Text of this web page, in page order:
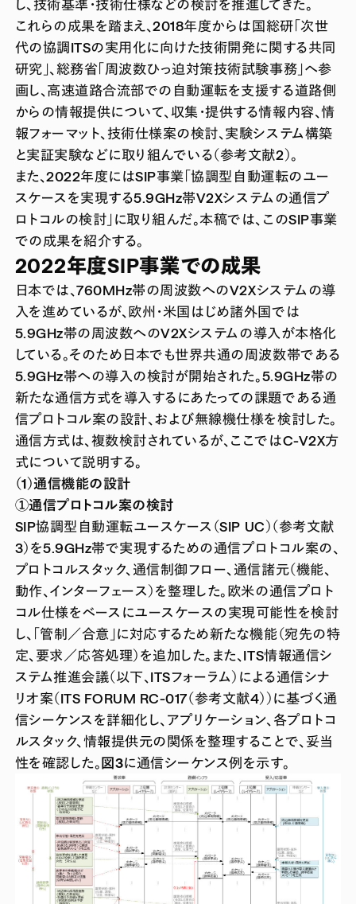
し、技術基準・技術仕様などの検討を推進してきた。
これらの成果を踏まえ、2018年度からは国総研「次世
代の協調ITSの実用化に向けた技術開発に関する共同
研究」、総務省「周波数ひっ迫対策技術試験事務」へ参
画し、高速道路合流部での自動運転を支援する道路側
からの情報提供について、収集・提供する情報内容、情
報フォーマット、技術仕様案の検討、実験システム構築
と実証実験などに取り組んでいる（参考文献2）。
また、2022年度にはSIP事業「協調型自動運転のユー
スケースを実現する5.9GHz帯V2Xシステムの通信プ
ロトコルの検討」に取り組んだ。本稿では、このSIP事業
での成果を紹介する。
2022年度SIP事業での成果
日本では、760MHz帯の周波数へのV2Xシステムの導
入を進めているが、欧州・米国はじめ諸外国では
5.9GHz帯の周波数へのV2Xシステムの導入が本格化
している。そのため日本でも世界共通の周波数帯である
5.9GHz帯への導入の検討が開始された。5.9GHz帯の
新たな通信方式を導入するにあたっての課題である通
信プロトコル案の設計、および無線機仕様を検討した。
通信方式は、複数検討されているが、ここではC-V2X方
式について説明する。
（1）通信機能の設計
①通信プロトコル案の検討
SIP協調型自動運転ユースケース（SIP UC）（参考文献
3）を5.9GHz帯で実現するための通信プロトコル案の、
プロトコルスタック、通信制御フロー、通信諸元（機能、
動作、インターフェース）を整理した。欧米の通信プロト
コル仕様をベースにユースケースの実現可能性を検討
し、「管制／合意」に対応するため新たな機能（宛先の特
定、要求／応答処理）を追加した。また、ITS情報通信シ
ステム推進会議（以下、ITSフォーラム）による通信シナ
リオ案（ITS FORUM RC-017（参考文献4））に基づく通
信シーケンスを詳細化し、アプリケーション、各プロトコ
ルスタック、情報提供元の関係を整理することで、妥当
性を確認した。 図3に通信シーケンス例を示す。